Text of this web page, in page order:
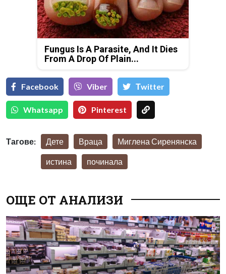
Fungus Is A Parasite, And It Dies
From A Drop Of Plain...
Facebook Viber Тwitter
Whatsapp Pinterest
Тагове: Дете Враца Миглена Сиренянска
истина починала
ОЩЕ ОТ АНАЛИЗИ